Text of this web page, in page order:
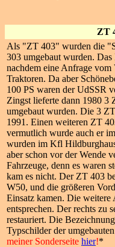
ZT
Als "ZT 403" wurden die
303 umgebaut wurden.
nachdem eine Anfrage
Traktoren. Da aber
100 PS waren der UdSSR
Zingst lieferte dann 1980 3
umgebaut wurden. Die 3
1991. Einen weiteren ZT
vermutlich wurde auch er
wurden im Kfl
aber schon vor der Wende
Fahrzeuge, denn es waren
kam es nicht. Der ZT 403
W50, und die größeren
Einsatz kamen. Die
entsprechen. Der rechts zu
restauriert. Die
Typschilder der
meiner Sonderseite hier!*